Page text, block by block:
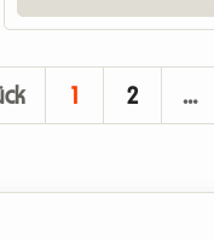
1 2 …